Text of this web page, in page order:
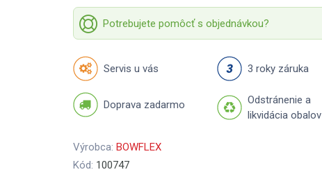
Potrebujete pomôcť s objednávkou?
Servis u vás 3 roky záruka
Doprava zadarmo
Odstránenie a
likvidácia obalov
Výrobca: BOWFLEX
Kód: 100747